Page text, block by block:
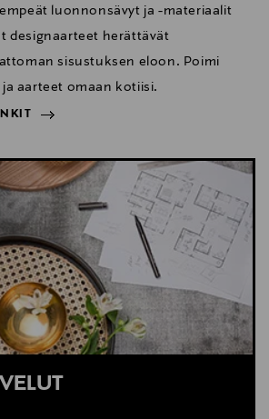
luonnonsävyt ja -materiaalit
designaarteet herättävät
sisustuksen eloon. Poimi
aarteet omaan kotiisi.